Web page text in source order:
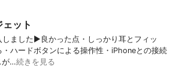
ット
しました▶︎良かった点・しっかり耳とフィッ
・ハードボタンによる操作性・iPhoneとの接続
が…続きを見る